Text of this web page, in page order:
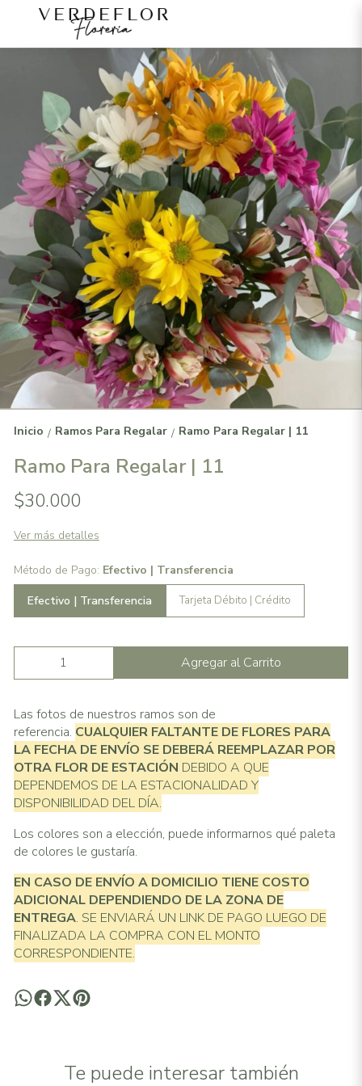
Inicio / Ramos Para Regalar / Ramo Para Regalar | 11
Ramo Para Regalar | 11
$30.000
Ver más detalles
Método de Pago: Efectivo | Transferencia
Efectivo | Transferencia
Tarjeta Débito | Crédito
Agregar al Carrito
Las fotos de nuestros ramos son de
referencia. CUALQUIER FALTANTE DE FLORES PARA
LA FECHA DE ENVÍO SE DEBERÁ REEMPLAZAR POR
OTRA FLOR DE ESTACIÓN DEBIDO A QUE
DEPENDEMOS DE LA ESTACIONALIDAD Y
DISPONIBILIDAD DEL DÍA.
Los colores son a elección, puede informarnos qué paleta
de colores le gustaría.
EN CASO DE ENVÍO A DOMICILIO TIENE COSTO
ADICIONAL DEPENDIENDO DE LA ZONA DE
ENTREGA. SE ENVIARÁ UN LINK DE PAGO LUEGO DE
FINALIZADA LA COMPRA CON EL MONTO
CORRESPONDIENTE.
Te puede interesar también